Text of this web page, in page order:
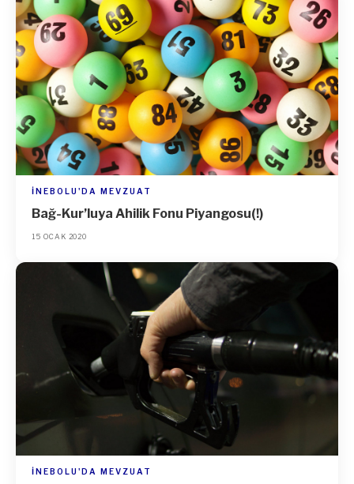
İNEBOLU'DA MEVZUAT
Bağ-Kur’luya Ahilik Fonu Piyangosu(!)
15 OCAK 2020
İNEBOLU'DA MEVZUAT